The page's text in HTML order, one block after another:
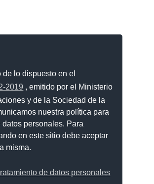
lo dispuesto en el
2019 , emitido por el Ministerio
y de la Sociedad de la
nuestra política para
personales. Para
en este sitio debe aceptar
misma.
de datos personales